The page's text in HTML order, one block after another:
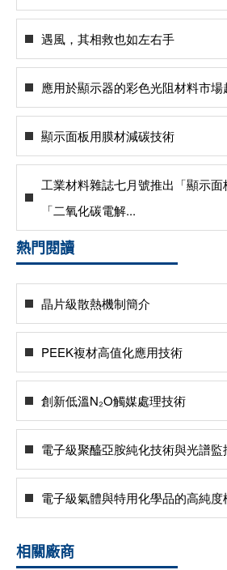
遇風，其相救也如左右手
應用於顯示器的彩色光阻材料市場
顯示面板用膜材減碳技術
工業材料雜誌七月號推出「顯示
「二氧化碳電解...
熱門閱讀
晶片級散熱機制簡介
PEEK複材高值化應用技術
創新低溫N₂O觸媒處理技術
電子級聚醯亞胺純化技術與光譜
電子級氣體與特用化學品的高純度
相關廠商